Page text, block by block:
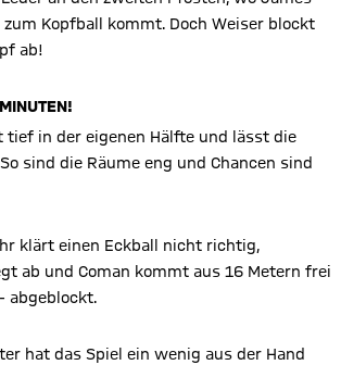
Kopfball kommt. Doch Weiser blockt
ab!
tief in der eigenen Hälfte und lässt die
sind die Räume eng und Chancen sind
klärt einen Eckball nicht richtig,
ab und Coman kommt aus 16 Metern frei
abgeblockt.
hat das Spiel ein wenig aus der Hand